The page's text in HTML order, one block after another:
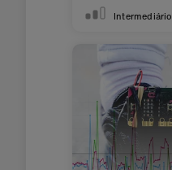
Intermediário